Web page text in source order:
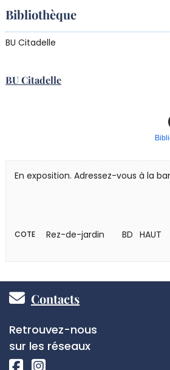
Bibliothèque
BU Citadelle
BU Citadelle
En exposition. Adressez-vous à la
COTE Rez-de-jardin BD HAUT
Pied
de
page
Contacts
Réseaux
sociaux
Retrouvez-nous
sur les réseaux